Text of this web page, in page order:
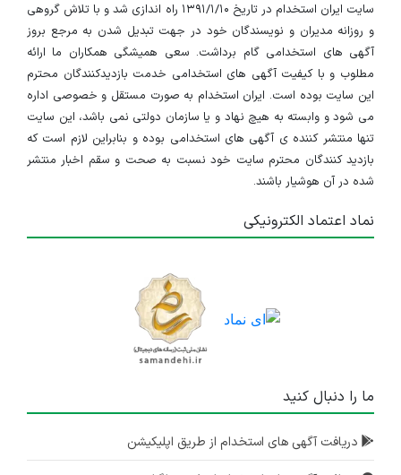
شراکت در یک موسسه آموزشی بدون سرمایه گذاری ،استخدام کارشناسی ارشد بازاریابی ،مدرس حسابداری و کامپیوتر
فارس
۵ سال پیش منقضی شده
استخدام کارمند اداری و مدیرآموزش و مدرس حسابداری و کامپیوتر
فارس
سایت ایران استخدام در تاریخ ۱۳۹۱/۱/۱۰ راه اندازی شد و با تلاش گروهی
و روزانه مدیران و نویسندگان خود در جهت تبدیل شدن به مرجع بروز
آگهی های استخدامی گام برداشت. سعی همیشگی همکاران ما ارائه
مطلوب و با کیفیت آگهی های استخدامی خدمت بازدیدکنندگان محترم
این سایت بوده است. ایران استخدام به صورت مستقل و خصوصی اداره
می شود و وابسته به هیچ نهاد و یا سازمان دولتی نمی باشد، این سایت
تنها منتشر کننده ی آگهی های استخدامی بوده و بنابراین لازم است که
بازدید کنندگان محترم سایت خود نسبت به صحت و سقم اخبار منتشر
شده در آن هوشیار باشند.
نماد اعتماد الکترونیکی
ما را دنبال کنید
دریافت آگهی های استخدام از طریق اپلیکیشن